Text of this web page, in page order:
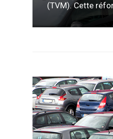
(TVM). Cette